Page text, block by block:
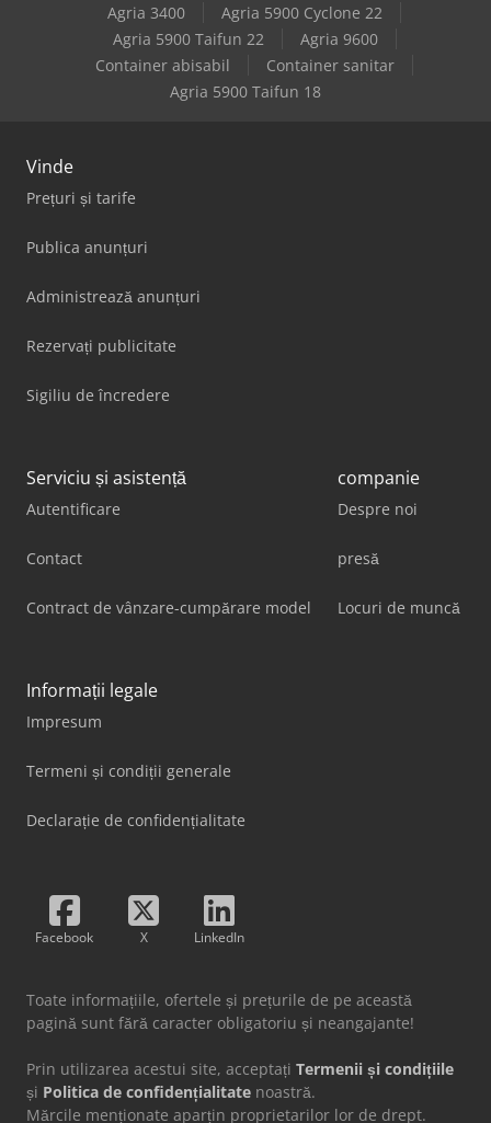
Agria 3400
Agria 5900 Cyclone 22
Agria 5900 Taifun 22
Agria 9600
Container abisabil
Container sanitar
Agria 5900 Taifun 18
Vinde
Prețuri și tarife
Publica anunțuri
Administrează anunțuri
Rezervați publicitate
Sigiliu de încredere
Serviciu și asistență
Autentificare
Contact
Contract de vânzare-cumpărare model
companie
Despre noi
presă
Locuri de muncă
Informații legale
Impresum
Termeni și condiții generale
Declarație de confidențialitate
Facebook X LinkedIn
Toate informațiile, ofertele și prețurile de pe această
pagină sunt fără caracter obligatoriu și neangajante!
Prin utilizarea acestui site, acceptați Termenii și condițiile
și Politica de confidențialitate noastră.
Mărcile menționate aparțin proprietarilor lor de drept.